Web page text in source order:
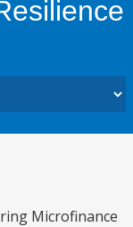
Microfinance